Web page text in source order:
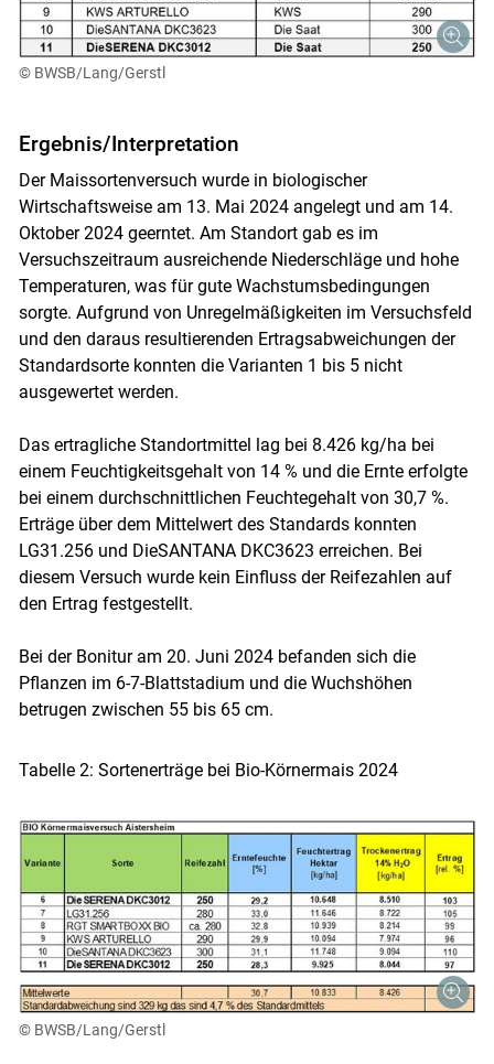
© BWSB/Lang/Gerstl
Ergebnis/Interpretation
Der Maissortenversuch wurde in biologischer
Wirtschaftsweise am 13. Mai 2024 angelegt und am 14.
Oktober 2024 geerntet. Am Standort gab es im
Versuchszeitraum ausreichende Niederschläge und hohe
Temperaturen, was für gute Wachstumsbedingungen
sorgte. Aufgrund von Unregelmäßigkeiten im Versuchsfeld
und den daraus resultierenden Ertragsabweichungen der
Standardsorte konnten die Varianten 1 bis 5 nicht
ausgewertet werden.
Das ertragliche Standortmittel lag bei 8.426 kg/ha bei
einem Feuchtigkeitsgehalt von 14 % und die Ernte erfolgte
bei einem durchschnittlichen Feuchtegehalt von 30,7 %.
Erträge über dem Mittelwert des Standards konnten
LG31.256 und DieSANTANA DKC3623 erreichen. Bei
diesem Versuch wurde kein Einfluss der Reifezahlen auf
den Ertrag festgestellt.
Bei der Bonitur am 20. Juni 2024 befanden sich die
Pflanzen im 6-7-Blattstadium und die Wuchshöhen
betrugen zwischen 55 bis 65 cm.
Tabelle 2: Sortenerträge bei Bio-Körnermais 2024
© BWSB/Lang/Gerstl